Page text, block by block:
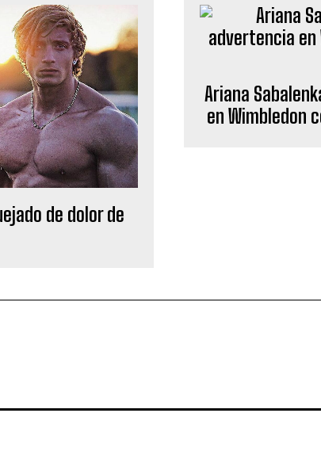
de dolor de
Ariana
en Wimbledon